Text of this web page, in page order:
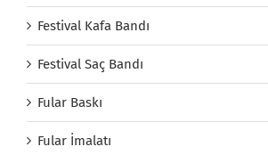
Festival Kafa Bandı
Festival Saç Bandı
Fular Baskı
Fular İmalatı